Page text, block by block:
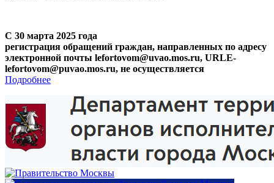
С 30 марта 2025 года
регистрация обращений граждан, направленных по адресу
электронной почты lefortovom@uvao.mos.ru, URLE-
lefortovom@puvao.mos.ru, не осуществляется
Подробнее